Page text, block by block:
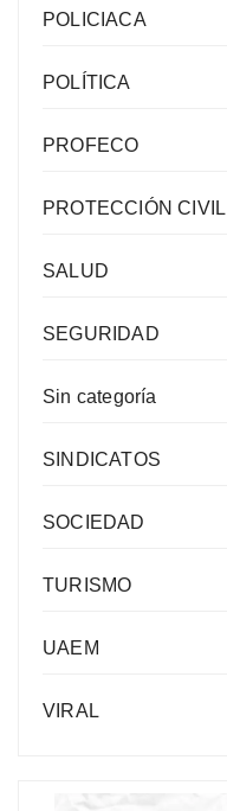
POLICIACA
POLÍTICA
PROFECO
PROTECCIÓN CIVIL
SALUD
SEGURIDAD
Sin categoría
SINDICATOS
SOCIEDAD
TURISMO
UAEM
VIRAL